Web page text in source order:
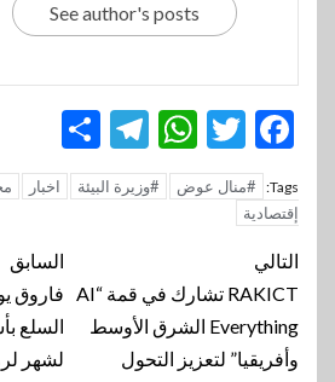
See author's posts
Facebook
Twitter
WhatsApp
Tags: #منال عوض #وزيرة البيئة اخبار
إقتصادية
تنقل
المقالة
السابق
فاروق
السلع
لشهر
التالي
RAKICT تشارك في قمة “AI
Everything الشرق الأوسط
وأفريقيا” لتعزيز التحول